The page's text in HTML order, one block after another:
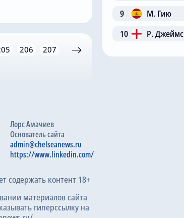
206
207
9 М. Гию
10 Р. Джеймс
Лорс Амачиев
Основатель сайта
admin@chelseanews.ru
https://www.linkedin.com/
содержать контент 18+
материалов сайта
гиперссылку на